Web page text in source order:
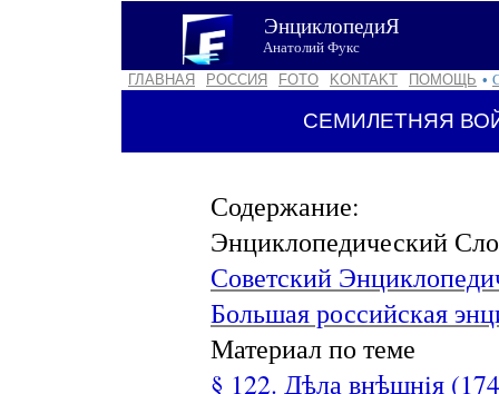
ЭнциклопедиЯ
Анатолий Фукс
ГЛАВНАЯ
РОССИЯ FOTO KONTAKT ПОМОЩЬ •
СЕМИЛЕТНЯЯ
Содержание:
Энциклопедический
Советский
Большая российская
Материал по теме
§ 122. Дѣла внѣшнiя